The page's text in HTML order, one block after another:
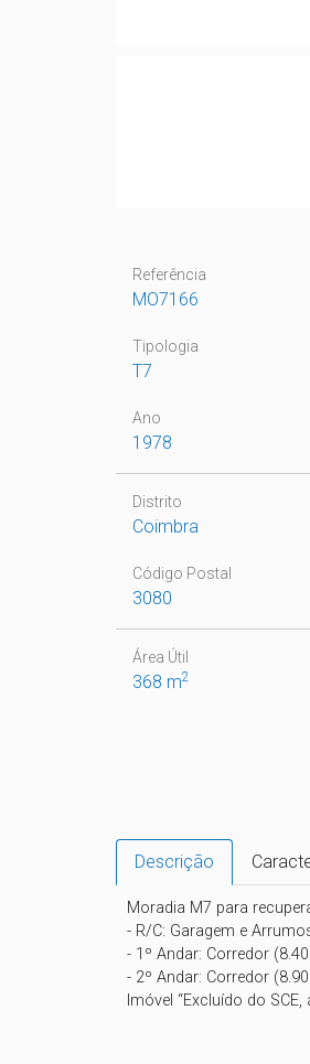
Referência
MO7166
Tipologia
T7
Ano
1978
Distrito
Coimbra
Código Postal
3080
Área Útil
368 m2
Descrição
Moradia M7 para
- R/C: Garagem e
- 1º Andar: Corredor
- 2º Andar: Corredor
Imóvel “Excluído do